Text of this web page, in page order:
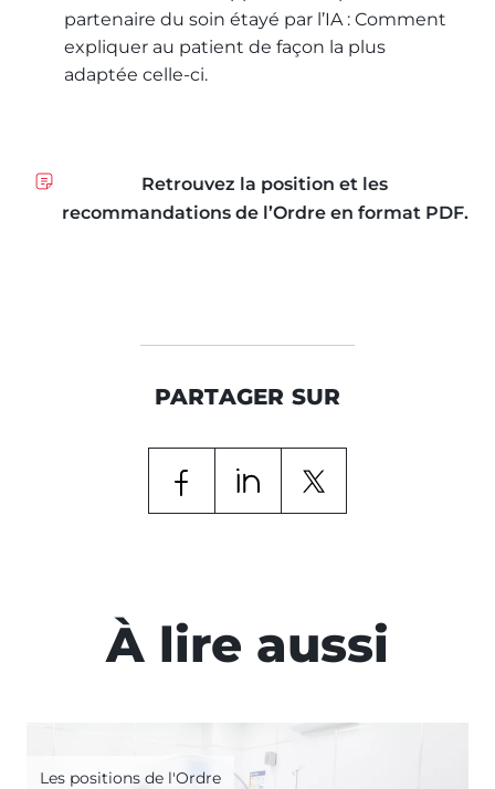
partenaire du soin étayé par l’IA : Comment
expliquer au patient de façon la plus
adaptée celle-ci.
Retrouvez la position et les
recommandations de l’Ordre en format PDF.
PARTAGER SUR
À lire aussi
Les positions de l'Ordre